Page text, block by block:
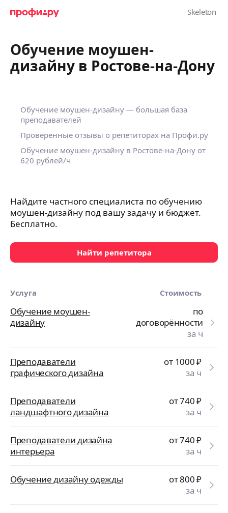
Обучение моушен-
дизайну в Ростове-на-Дону
Обучение моушен-дизайну — большая база
преподавателей
Проверенные отзывы о репетиторах на Профи.ру
Обучение моушен-дизайну в Ростове-на-Дону от
620 рублей/ч
Найдите частного специалиста по обучению
моушен-дизайну под вашу задачу и бюджет.
Бесплатно.
Найти репетитора
Услуга Стоимость
Обучение моушен-
дизайну
по
договорённости
за ч
Преподаватели
графического дизайна
от 1000₽
за ч
Преподаватели
ландшафтного дизайна
от 740₽
за ч
Преподаватели дизайна
интерьера
от 740₽
за ч
Обучение дизайну одежды от 800₽
за ч